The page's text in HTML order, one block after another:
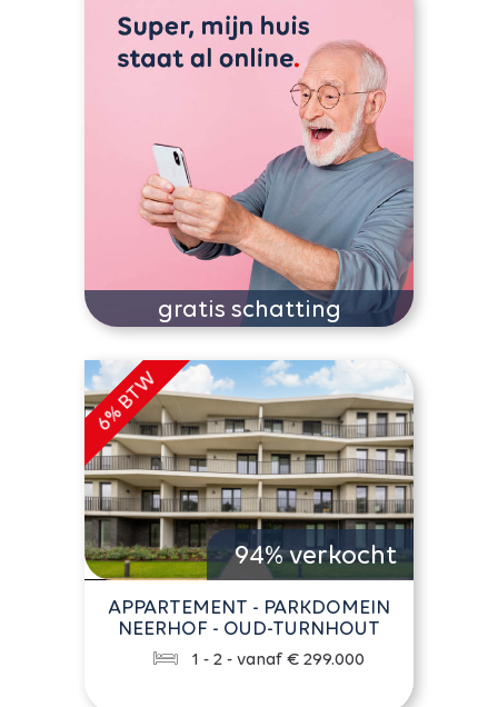
gratis schatting
94% verkocht
APPARTEMENT - PARKDOMEIN
NEERHOF - OUD-TURNHOUT
1 - 2 - vanaf € 299.000